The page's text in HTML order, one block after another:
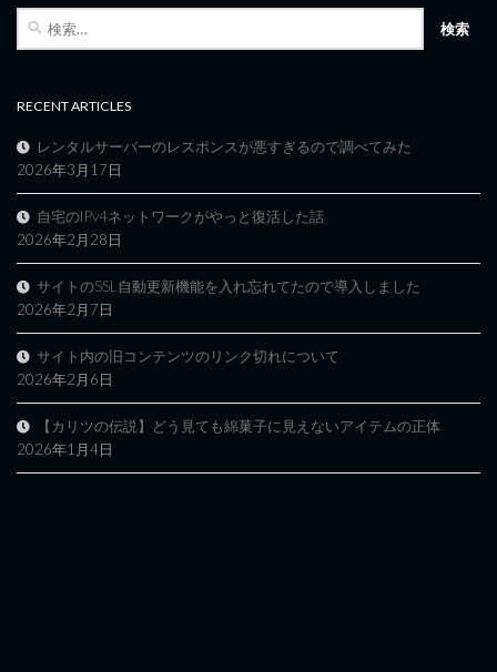
検
RECENT ARTICLES
レンタルサーバーのレスポンスが悪すぎるので調べてみた
2026年3月17日
自宅のIPv4ネットワークがやっと復活した話
2026年2月28日
サイトのSSL自動更新機能を入れ忘れてたので導入しました
2026年2月7日
サイト内の旧コンテンツのリンク切れについて
2026年2月6日
【カリツの伝説】どう見ても綿菓子に見えないアイテムの正体
2026年1月4日